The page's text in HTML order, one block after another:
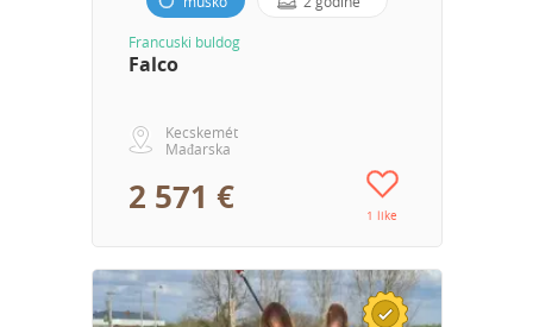
Francuski buldog
Falco
Kecskemét
Mađarska
2 571 € 1 like